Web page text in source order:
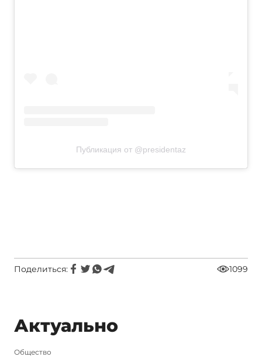
Публикация от @presidentaz
Поделиться: 1099
Актуально
Общество